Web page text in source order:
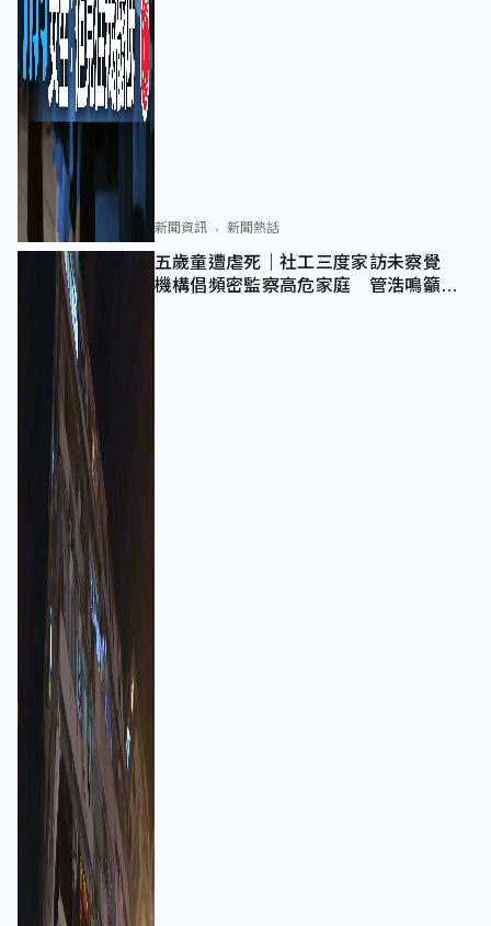
新聞資訊 新聞熱話
五歲童遭虐死｜社工三度家訪未察覺
機構倡頻密監察高危家庭 管浩鳴籲加